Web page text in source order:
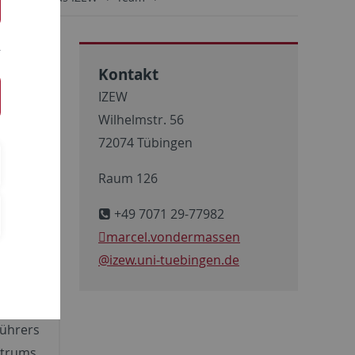
im
–
Kontakt
IZEW
Wilhelmstr. 56
72074 Tübingen
Raum 126
+49 7071 29-77982
marcel.vondermassen
@izew.uni-tuebingen.de